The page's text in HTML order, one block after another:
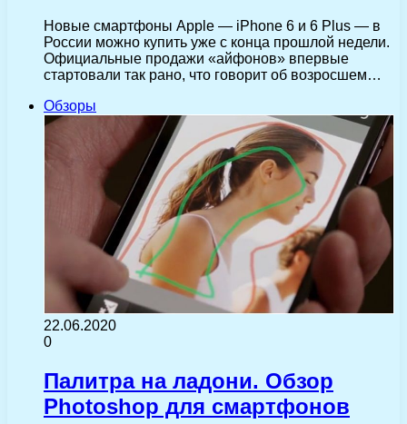
Новые смартфоны Apple — iPhone 6 и 6 Plus — в
России можно купить уже с конца прошлой недели.
Официальные продажи «айфонов» впервые
стартовали так рано, что говорит об возросшем…
Обзоры
22.06.2020
0
Палитра на ладони. Обзор
Photoshop для смартфонов